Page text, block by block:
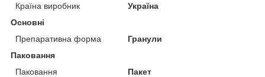
Країна виробник
Україна
Основні
Препаративна форма
Гранули
Паковання
Паковання
Пакет